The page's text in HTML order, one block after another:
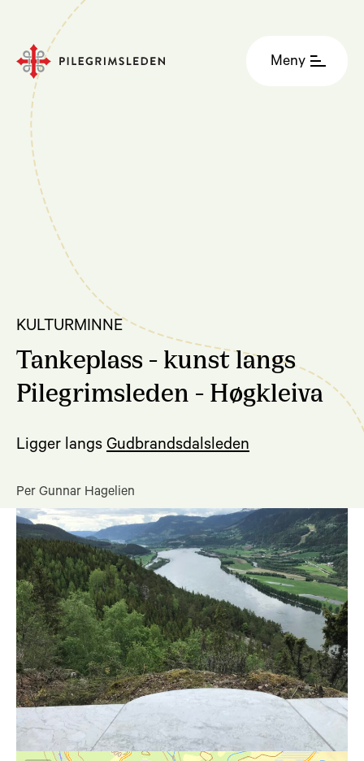
Meny
KULTURMINNE
Tankeplass - kunst langs
Pilegrimsleden - Høgkleiva
Ligger langs Gudbrandsdalsleden
Per Gunnar Hagelien